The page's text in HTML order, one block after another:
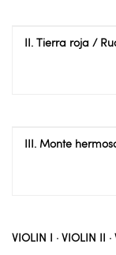
II. Tierra roja /
III. Monte
VIOLIN I · VIOLIN II ·